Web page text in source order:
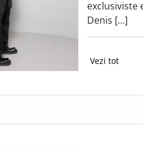
exclusiviste
Denis […]
Vezi tot